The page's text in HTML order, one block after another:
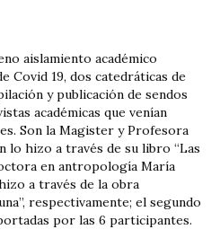
aislamiento académico
Covid 19, dos catedráticas de
y publicación de sendos
académicas que venían
Son la Magister y Profesora
lo hizo a través de su libro “Las
en antropología María
a través de la obra
respectivamente; el segundo
por las 6 participantes.